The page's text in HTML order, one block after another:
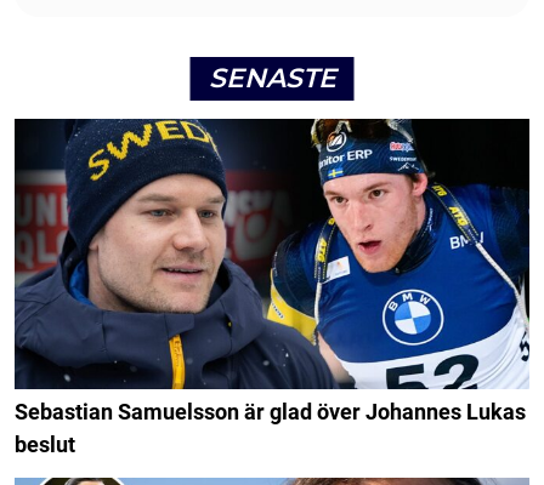
SENASTE
Sebastian Samuelsson är glad över Johannes Lukas
beslut